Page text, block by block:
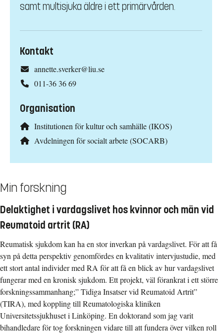
samt multisjuka äldre i ett primärvården.
Kontakt
annette.sverker@liu.se
011-36 36 69
Organisation
Institutionen för kultur och samhälle (IKOS)
Avdelningen för socialt arbete (SOCARB)
Min forskning
Delaktighet i vardagslivet hos kvinnor och män vid
Reumatoid artrit (RA)
Reumatisk sjukdom kan ha en stor inverkan på vardagslivet. För att få
syn på detta perspektiv genomfördes en kvalitativ intervjustudie, med
ett stort antal individer med RA för att få en blick av hur vardagslivet
fungerar med en kronisk sjukdom. Ett projekt, väl förankrat i ett större
forskningssammanhang;” Tidiga Insatser vid Reumatoid Artrit”
(TIRA), med koppling till Reumatologiska kliniken
Universitetssjukhuset i Linköping. En doktorand som jag varit
bihandledare för tog forskningen vidare till att fundera över vilken roll